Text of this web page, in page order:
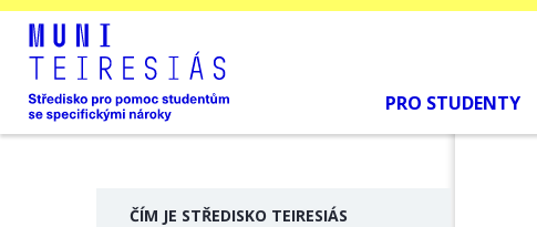
PRO STUDENTY
ČÍM JE STŘEDISKO TEIRESIÁS